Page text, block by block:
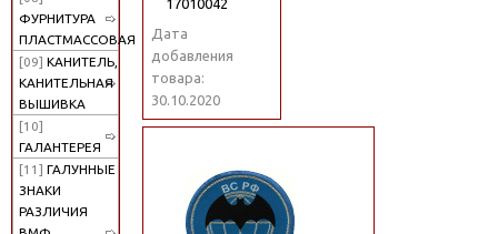
ФУРНИТУРА
ПЛАСТМАССОВАЯ
[09] КАНИТЕЛЬ,
КАНИТЕЛЬНАЯ
ВЫШИВКА
[10]
ГАЛАНТЕРЕЯ
[11] ГАЛУННЫЕ
ЗНАКИ
РАЗЛИЧИЯ
17010042
Дата
добавления
товара:
30.10.2020